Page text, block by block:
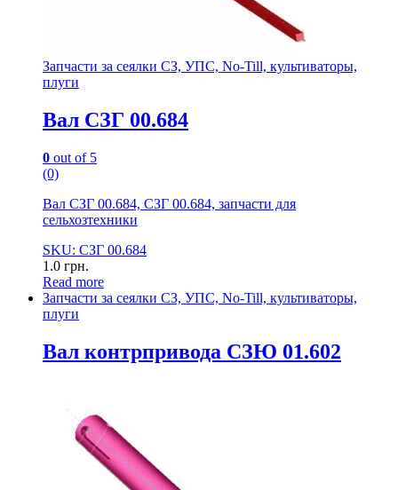
Запчасти за сеялки СЗ, УПС, No-Till, культиваторы,
плуги
Вал СЗГ 00.684
0 out of 5
(0)
Вал СЗГ 00.684, СЗГ 00.684, запчасти для
сельхозтехники
SKU: СЗГ 00.684
1.0 грн.
Read more
Запчасти за сеялки СЗ, УПС, No-Till, культиваторы,
плуги
Вал контрпривода СЗЮ 01.602